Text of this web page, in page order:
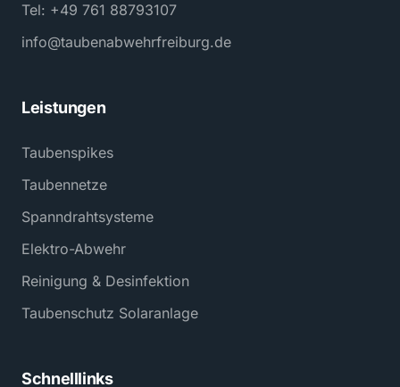
Tel: +49 761 88793107
info@taubenabwehrfreiburg.de
Leistungen
Taubenspikes
Taubennetze
Spanndrahtsysteme
Elektro-Abwehr
Reinigung & Desinfektion
Taubenschutz Solaranlage
Schnelllinks